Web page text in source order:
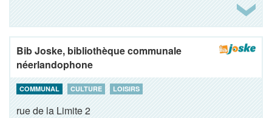
Bib Joske, bibliothèque communale
néerlandophone
COMMUNAL CULTURE LOISIRS
rue de la Limite 2